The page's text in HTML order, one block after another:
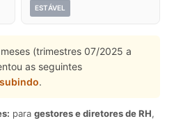
ESTÁVEL
(trimestres 07/2025 a
as seguintes
.
para gestores e diretores de RH,